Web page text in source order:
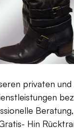
privaten
Hin